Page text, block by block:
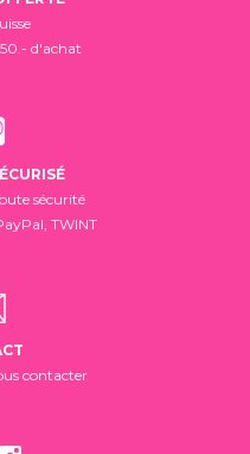
d'achat
sécurité
TWINT
contacter